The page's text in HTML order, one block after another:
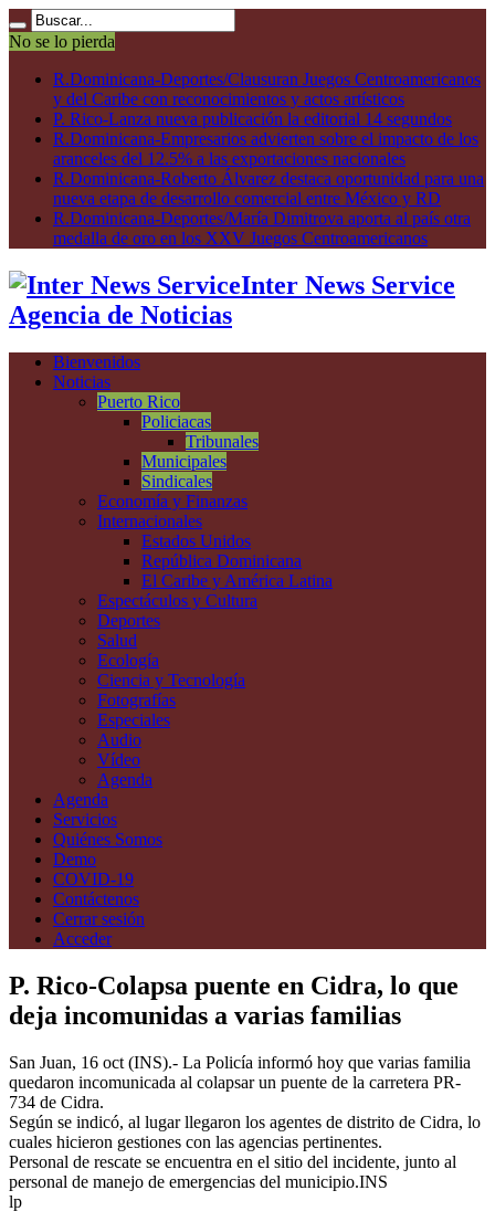
No se lo pierda
R.Dominicana-Deportes/Clausuran Juegos Centroamericanos
y del Caribe con reconocimientos y actos artísticos
P. Rico-Lanza nueva publicación la editorial 14 segundos
R.Dominicana-Empresarios advierten sobre el impacto de los
aranceles del 12.5% a las exportaciones nacionales
R.Dominicana-Roberto Álvarez destaca oportunidad para una
nueva etapa de desarrollo comercial entre México y RD
R.Dominicana-Deportes/María Dimitrova aporta al país otra
medalla de oro en los XXV Juegos Centroamericanos
Inter News Service
Agencia de Noticias
Bienvenidos
Noticias
Puerto Rico
Policiacas
Tribunales
Municipales
Sindicales
Economía y Finanzas
Internacionales
Estados Unidos
República Dominicana
El Caribe y América Latina
Espectáculos y Cultura
Deportes
Salud
Ecología
Ciencia y Tecnología
Fotografías
Especiales
Audio
Vídeo
Agenda
Agenda
Servicios
Quiénes Somos
Demo
COVID-19
Contáctenos
Cerrar sesión
Acceder
P. Rico-Colapsa puente en Cidra, lo que
deja incomunidas a varias familias
San Juan, 16 oct (INS).- La Policía informó hoy que varias familia
quedaron incomunicada al colapsar un puente de la carretera PR-
734 de Cidra.
Según se indicó, al lugar llegaron los agentes de distrito de Cidra, lo
cuales hicieron gestiones con las agencias pertinentes.
Personal de rescate se encuentra en el sitio del incidente, junto al
personal de manejo de emergencias del municipio.INS
lp